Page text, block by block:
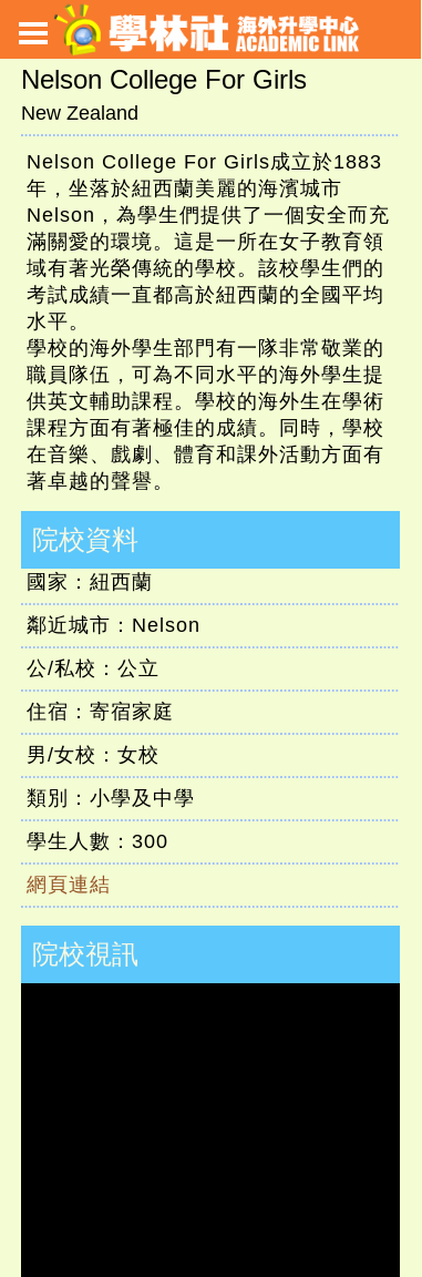
Nelson College For Girls
New Zealand
Nelson College For Girls成立於1883
年，坐落於紐西蘭美麗的海濱城市
Nelson，為學生們提供了一個安全而充
滿關愛的環境。這是一所在女子教育領
域有著光榮傳統的學校。該校學生們的
考試成績一直都高於紐西蘭的全國平均
水平。
學校的海外學生部門有一隊非常敬業的
職員隊伍，可為不同水平的海外學生提
供英文輔助課程。學校的海外生在學術
課程方面有著極佳的成績。同時，學校
在音樂、戲劇、體育和課外活動方面有
著卓越的聲譽。
院校資料
國家：紐西蘭
鄰近城市：Nelson
公/私校：公立
住宿：寄宿家庭
男/女校：女校
類別：小學及中學
學生人數：300
網頁連結
院校視訊